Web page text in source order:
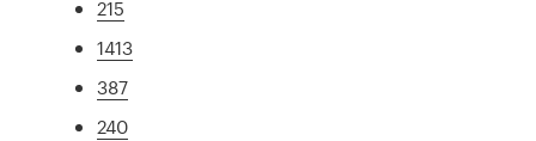
215
1413
387
240